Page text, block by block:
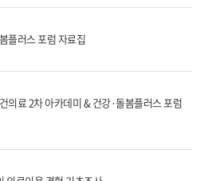
플러스 포럼 자료집
의료 2차 아카데미 & 건강·돌봄플러스 포럼